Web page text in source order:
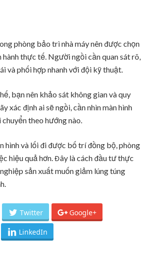
phòng bảo trì nhà máy nên được chọn
hành thực tế. Người ngồi cần quan sát rõ,
và phối hợp nhanh với đội kỹ thuật.
bạn nên khảo sát không gian và quy
xác định ai sẽ ngồi, cần nhìn màn hình
theo hướng nào.
hình và lối đi được bố trí đồng bộ, phòng
hiệu quả hơn. Đây là cách đầu tư thực
sản xuất muốn giảm lúng túng
Twitter Google+
LinkedIn